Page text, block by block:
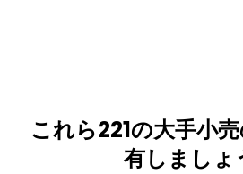
これら221の大手小
有しましょ